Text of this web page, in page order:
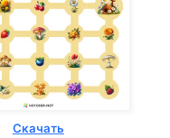
Скачать